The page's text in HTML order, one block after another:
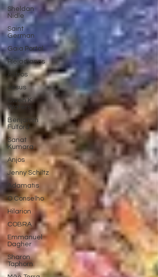
Sheldan
Nidle
Saint
German
Gaia Portal
Pleiadianos
Astros
Jesus
Owen K.
Waters
Benjamin
Fulford
Sanat
Kumara
Anjos
Jenny Schiltz
Adamatis
O Conselho
Hilarion
COBRA
Emmanuel
Dagher
Sharon
Taphorn